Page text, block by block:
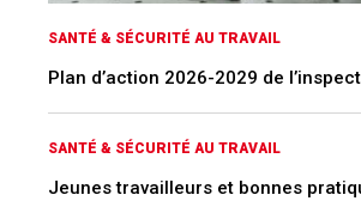
SANTÉ & SÉCURITÉ AU TRAVAIL
Plan d’action 2026-2029 de
SANTÉ & SÉCURITÉ AU TRAVAIL
Jeunes travailleurs et bonnes